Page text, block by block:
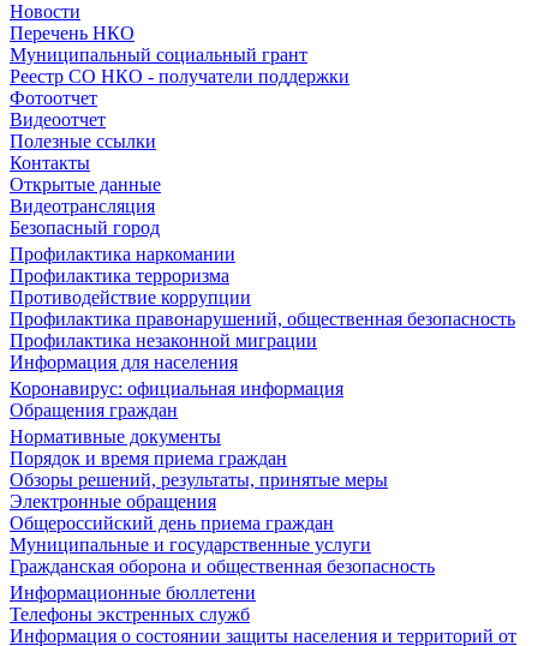
Новости
Перечень НКО
Муниципальный социальный грант
Реестр СО НКО - получатели поддержки
Фотоотчет
Видеоотчет
Полезные ссылки
Контакты
Открытые данные
Видеотрансляция
Безопасный город
Профилактика наркомании
Профилактика терроризма
Противодействие коррупции
Профилактика правонарушений, общественная безопасность
Профилактика незаконной миграции
Информация для населения
Коронавирус: официальная информация
Обращения граждан
Нормативные документы
Порядок и время приема граждан
Обзоры решений, результаты, принятые меры
Электронные обращения
Общероссийский день приема граждан
Муниципальные и государственные услуги
Гражданская оборона и общественная безопасность
Информационные бюллетени
Телефоны экстренных служб
Информация о состоянии защиты населения и территорий от